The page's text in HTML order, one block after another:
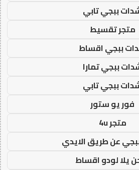
ببجي تابي
متجر تقسيط
ببجي اقساط
ببجي تمارا
ببجي تابي
فور يو ستور
متجر 4u
عن طريق الايدي
يلا لودو اقساط